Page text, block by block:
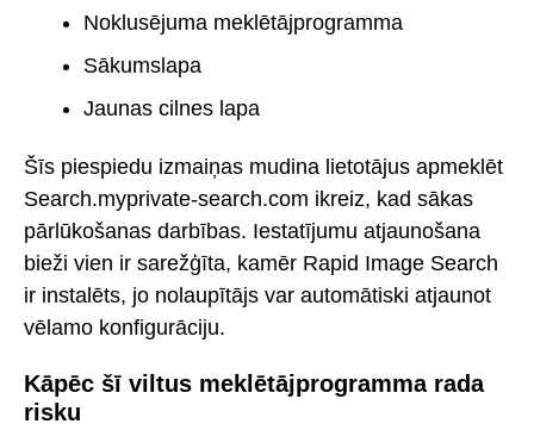
Noklusējuma meklētājprogramma
Sākumslapa
Jaunas cilnes lapa
Šīs piespiedu izmaiņas mudina lietotājus apmeklēt
Search.myprivate-search.com ikreiz, kad sākas
pārlūkošanas darbības. Iestatījumu atjaunošana
bieži vien ir sarežģīta, kamēr Rapid Image Search
ir instalēts, jo nolaupītājs var automātiski atjaunot
vēlamo konfigurāciju.
Kāpēc šī viltus meklētājprogramma rada
risku